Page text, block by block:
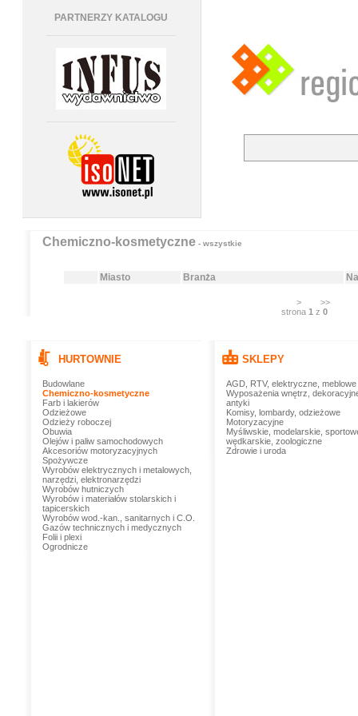
PARTNERZY KATALOGU
Chemiczno-kosmetyczne- wszystkie
Miasto Branża
>
>>
strona 1 z 0
HURTOWNIE
Budowlane
Chemiczno-kosmetyczne
Farb i lakierów
Odzieżowe
Odzieży roboczej
Obuwia
Olejów i paliw samochodowych
Akcesoriów motoryzacyjnych
Spożywcze
Wyrobów elektrycznych i metalowych,
narzędzi, elektronarzędzi
Wyrobów hutniczych
Wyrobów i materiałów stolarskich i
tapicerskich
Wyrobów wod.-kan., sanitarnych i C.O.
Gazów technicznych i medycznych
Folii i plexi
Ogrodnicze
SKLEPY
AGD, RTV, elektryczne, meblowe
Wyposażenia wnętrz,
antyki
Komisy, lombardy, odzieżowe
Motoryzacyjne
Myśliwskie, modelarskie,
wędkarskie, zoologiczne
Zdrowie i uroda